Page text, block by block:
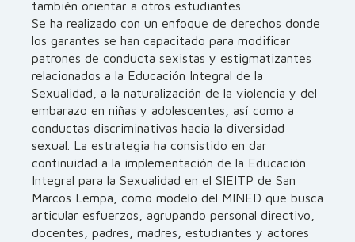
también orientar a otros estudiantes.
Se ha realizado con un enfoque de derechos donde
los garantes se han capacitado para modificar
patrones de conducta sexistas y estigmatizantes
relacionados a la Educación Integral de la
Sexualidad, a la naturalización de la violencia y del
embarazo en niñas y adolescentes, así como a
conductas discriminativas hacia la diversidad
sexual. La estrategia ha consistido en dar
continuidad a la implementación de la Educación
Integral para la Sexualidad en el SIEITP de San
Marcos Lempa, como modelo del MINED que busca
articular esfuerzos, agrupando personal directivo,
docentes, padres, madres, estudiantes y actores